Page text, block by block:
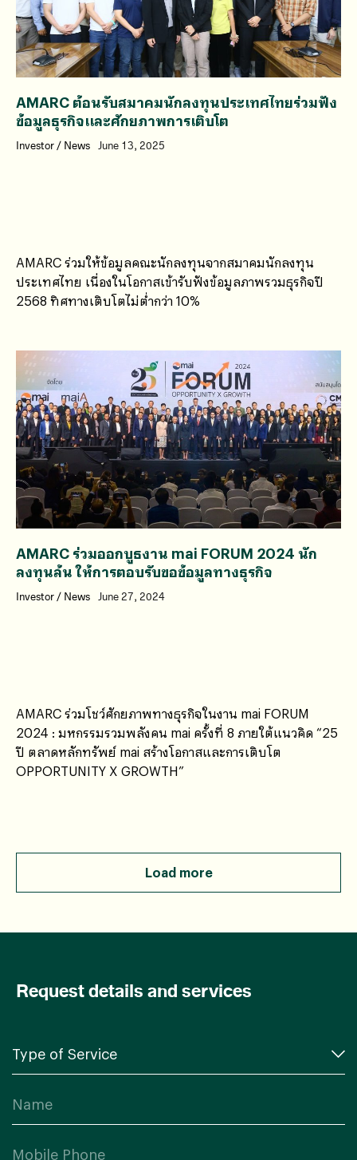
AMARC ต้อนรับสมาคมนักลงทุนประเทศไทยร่วมฟัง
ข้อมูลธุรกิจและศักยภาพการเติบโต
Investor/ News June 13, 2025
AMARC ร่วมให้ข้อมูลคณะนักลงทุนจากสมาคมนักลงทุน
ประเทศไทย เนื่องในโอกาสเข้ารับฟังข้อมูลภาพรวมธุรกิจปี
2568 ทิศทางเติบโตไม่ต่ำกว่า 10%
AMARC ร่วมออกบูธงาน mai FORUM 2024 นัก
ลงทุนล้น ให้การตอบรับขอข้อมูลทางธุรกิจ
Investor/ News June 27, 2024
AMARC ร่วมโชว์ศักยภาพทางธุรกิจในงาน mai FORUM
2024 : มหกรรมรวมพลังคน mai ครั้งที่ 8 ภายใต้แนวคิด “25
ปี ตลาดหลักทรัพย์ mai สร้างโอกาสและการเติบโต
OPPORTUNITY X GROWTH”
Load more
Request details and services